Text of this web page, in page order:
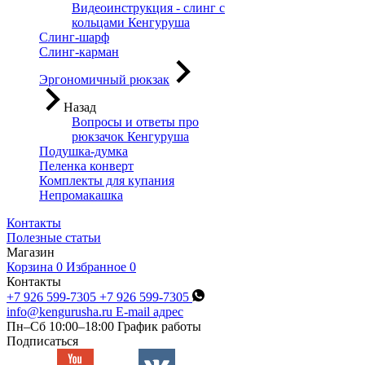
Видеоинструкция - слинг с
кольцами Кенгуруша
Слинг-шарф
Слинг-карман
Эргономичный рюкзак
Назад
Вопросы и ответы про
рюкзачок Кенгуруша
Подушка-думка
Пеленка конверт
Комплекты для купания
Непромакашка
Контакты
Полезные статьи
Магазин
Корзина 0 Избранное 0
Контакты
+7 926 599-7305 +7 926 599-7305
info@kengurusha.ru E-mail адрес
Пн–Сб 10:00–18:00 График работы
Подписаться